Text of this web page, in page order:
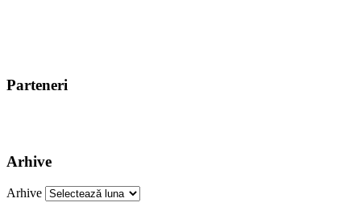
Parteneri
Arhive
Arhive